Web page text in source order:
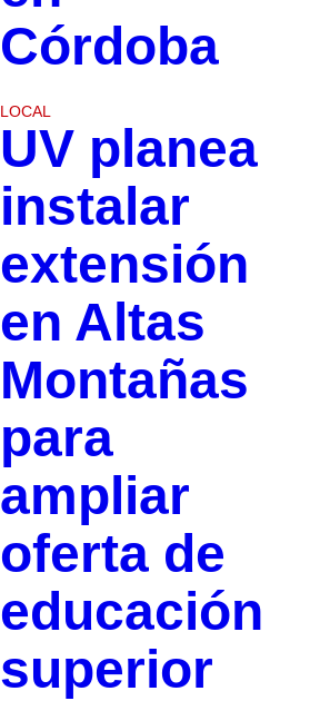
Córdoba
LOCAL
UV planea
instalar
extensión
en Altas
Montañas
para
ampliar
oferta de
educación
superior